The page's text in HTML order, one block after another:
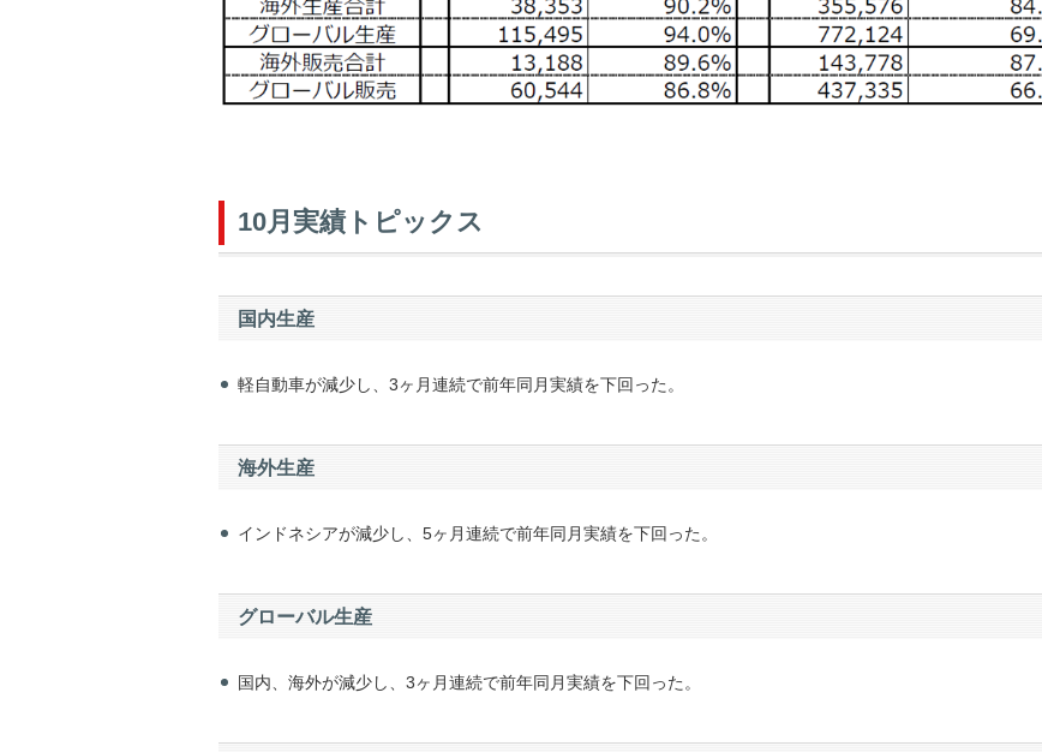
10月実績トピックス
国内生産
軽自動車が減少し、3ヶ月連続で前年同月実績を下回った。
海外生産
インドネシアが減少し、5ヶ月連続で前年同月実績を下回った。
グローバル生産
国内、海外が減少し、3ヶ月連続で前年同月実績を下回った。